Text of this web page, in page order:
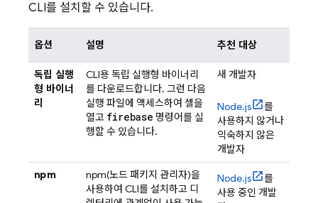
CLI를 설치할 수 있습니다.
옵션 설명 추천 대상
독립 실행
형 바이너
리
CLI용 독립 실행형 바이너리
를 다운로드합니다. 그런 다음
실행 파일에 액세스하여 셸을
열고 firebase 명령어를 실
행할 수 있습니다.
새 개발자
Node.js
를
사용하지 않거나
익숙하지 않은
개발자
npm
npm(노드 패키지 관리자)을
사용하여 CLI를 설치하고 디
Node.js
를
사용 중인 개발